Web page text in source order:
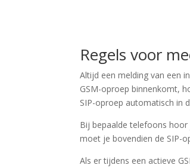
Regels voor
Altijd een melding van een
GSM-oproep binnenkomt,
SIP-oproep automatisch in
Bij bepaalde telefoons
moet je bovendien de SIP-
Als er tijdens een actieve